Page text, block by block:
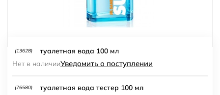
(13628)
туалетная вода 100 мл
Нет в наличииУведомить о поступлении
(76580)
туалетная вода тестер 100 мл